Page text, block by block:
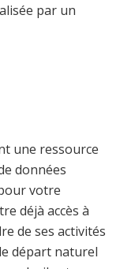
par un
une ressource
données
votre
déjà accès à
de ses activités
départ naturel